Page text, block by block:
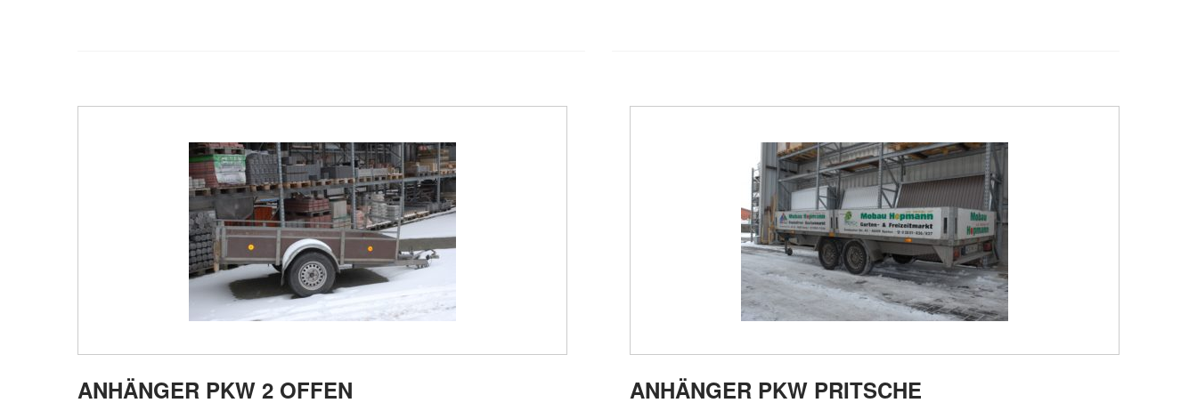
ANHÄNGER PKW 2 OFFEN ANHÄNGER PKW PRITSCHE